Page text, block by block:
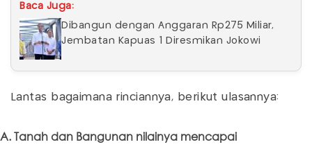
Baca Juga:
Dibangun dengan Anggaran Rp275 Miliar,
Jembatan Kapuas 1 Diresmikan Jokowi
Lantas bagaimana rinciannya, berikut ulasannya:
A. Tanah dan Bangunan nilainya mencapai